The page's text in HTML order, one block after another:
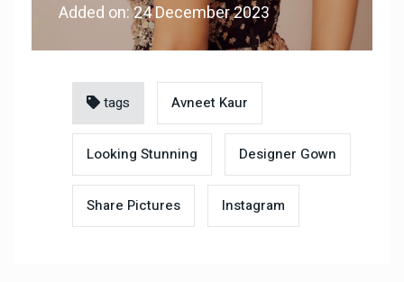
Added on: 24 December 2023
tags Avneet Kaur
Looking Stunning Designer Gown
Share Pictures Instagram